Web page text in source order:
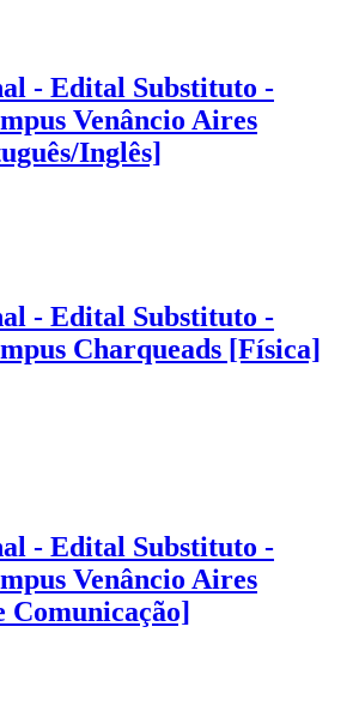
- Edital Substituto -
Venâncio Aires
Inglês]
- Edital Substituto -
Charqueads [Física]
- Edital Substituto -
Venâncio Aires
Comunicação]